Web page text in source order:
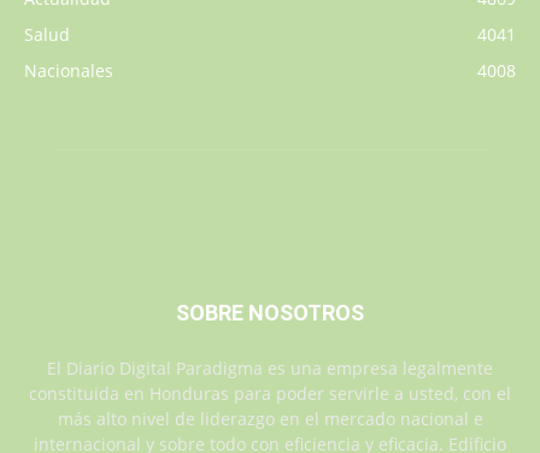
Salud
4041
Nacionales
4008
SOBRE NOSOTROS
El Diario Digital Paradigma es una empresa legalmente
constituida en Honduras para poder servirle a usted, con el
más alto nivel de liderazgo en el mercado nacional e
internacional y sobre todo con eficiencia y eficacia. Edificio